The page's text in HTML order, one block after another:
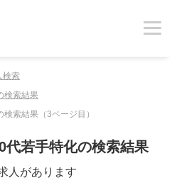
検索
検索結果
索結果（3ページ目）
代若手特化の検索結果
人があります